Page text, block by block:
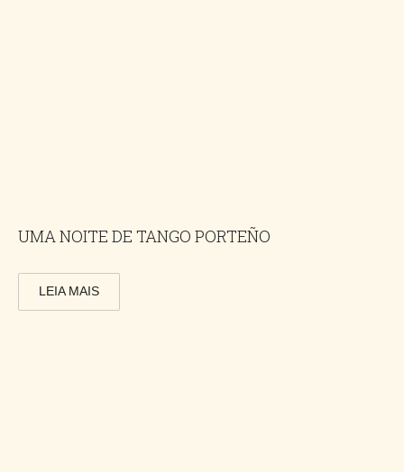
UMA NOITE DE TANGO PORTEÑO
LEIA MAIS